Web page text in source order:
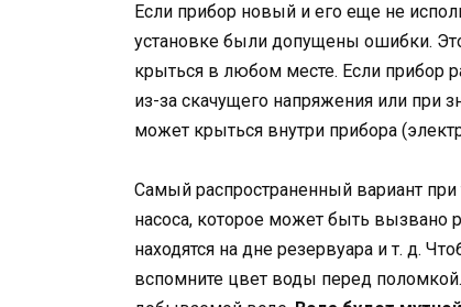
Если прибор новый и его еще не
установке были допущены ошибки.
крыться в любом месте. Если прибор
из-за скачущего напряжения или при
может крыться внутри прибора
Самый распространенный вариант
насоса, которое может быть
находятся на дне резервуара и т. д.
вспомните цвет воды перед